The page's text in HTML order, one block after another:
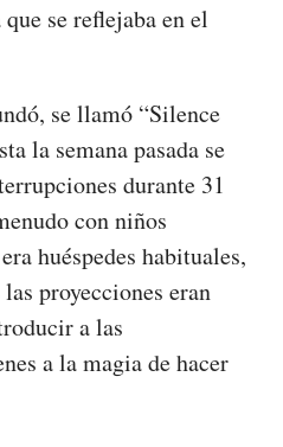
se reflejaba en el
se llamó “Silence
la semana pasada se
durante 31
con niños
huéspedes habituales,
proyecciones eran
a las
a la magia de hacer